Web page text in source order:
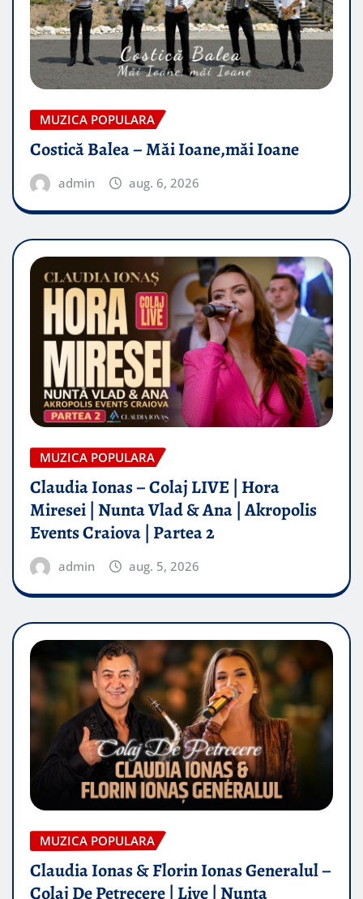
MUZICA POPULARA
Costică Balea – Măi Ioane,măi Ioane
admin aug. 6, 2026
MUZICA POPULARA
Claudia Ionas – Colaj LIVE | Hora
Miresei | Nunta Vlad & Ana | Akropolis
Events Craiova | Partea 2
admin aug. 5, 2026
MUZICA POPULARA
Claudia Ionas & Florin Ionas Generalul –
Colaj De Petrecere | Live | Nunta